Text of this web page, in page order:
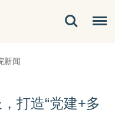
新闻
打造“党建+多